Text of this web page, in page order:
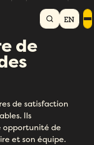
EN
satisfaction des employés
de
de satisfaction
Ils
opportunité de
et son équipe.